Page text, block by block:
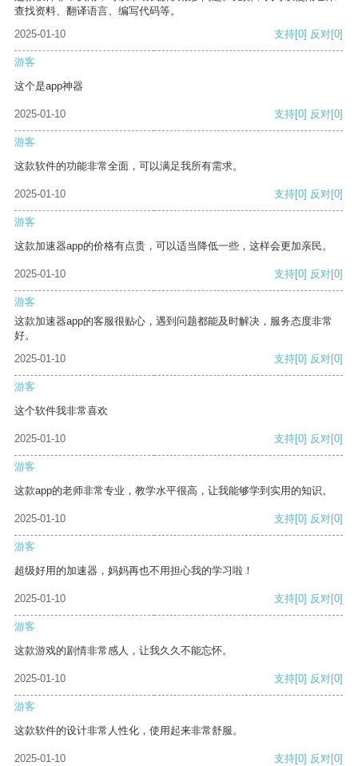
查找资料、翻译语言、编写代码等。
2025-01-10
支持[0] 反对[0]
游客
这个是app神器
2025-01-10 支持[0] 反对[0]
游客
这款软件的功能非常全面，可以满足我所有需求。
2025-01-10 支持[0] 反对[0]
游客
这款加速器app的价格有点贵，可以适当降低一些，这样会更加亲民。
2025-01-10 支持[0] 反对[0]
游客
这款加速器app的客服很贴心，遇到问题都能及时解决，服务态度非常
好。
2025-01-10
支持[0] 反对[0]
游客
这个软件我非常喜欢
2025-01-10 支持[0] 反对[0]
游客
这款app的老师非常专业，教学水平很高，让我能够学到实用的知识。
2025-01-10 支持[0] 反对[0]
游客
超级好用的加速器，妈妈再也不用担心我的学习啦！
2025-01-10 支持[0] 反对[0]
游客
这款游戏的剧情非常感人，让我久久不能忘怀。
2025-01-10 支持[0] 反对[0]
游客
这款软件的设计非常人性化，使用起来非常舒服。
2025-01-10 支持[0] 反对[0]